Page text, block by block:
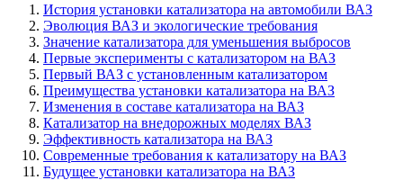
История установки катализатора на автомобили ВАЗ
Эволюция ВАЗ и экологические требования
Значение катализатора для уменьшения выбросов
Первые эксперименты с катализатором на ВАЗ
Первый ВАЗ с установленным катализатором
Преимущества установки катализатора на ВАЗ
Изменения в составе катализатора на ВАЗ
Катализатор на внедорожных моделях ВАЗ
Эффективность катализатора на ВАЗ
Современные требования к катализатору на ВАЗ
Будущее установки катализатора на ВАЗ